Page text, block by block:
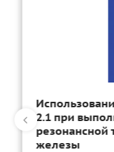
2.1 при
резонансной
железы